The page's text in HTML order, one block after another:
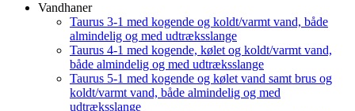
Vandhaner
Taurus 3-1 med kogende og koldt/varmt vand, både
almindelig og med udtræksslange
Taurus 4-1 med kogende, kølet og koldt/varmt vand,
både almindelig og med udtræksslange
Taurus 5-1 med kogende og kølet vand samt brus og
koldt/varmt vand, både almindelig og med
udtræksslange